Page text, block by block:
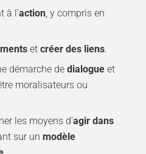
à l’action, y compris en
et créer des liens.
démarche de dialogueet
moralisateurs ou
les moyens d’agir dans
sur un modèle